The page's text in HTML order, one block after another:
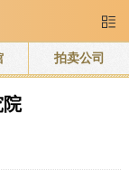

拍卖公司
院